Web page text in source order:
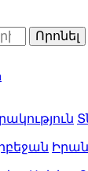
Իրան